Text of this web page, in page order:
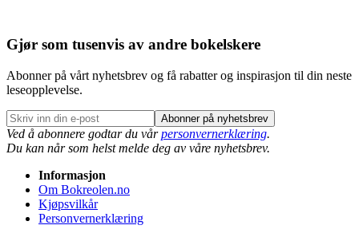
Gjør som tusenvis av andre bokelskere
Abonner på vårt nyhetsbrev og få rabatter og inspirasjon til din neste
leseopplevelse.
Abonner på nyhetsbrev
Ved å abonnere godtar du vårpersonvernerklæring.
Du kan når som helst melde deg av våre nyhetsbrev.
Informasjon
Om Bokreolen.no
Kjøpsvilkår
Personvernerklæring